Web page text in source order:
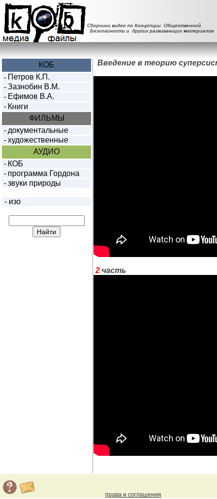
Сборники видео по Концепции Общественной
Безопасности и других развивающих материалов
КОБ
- Петров К.П.
- Зазнобин В.М.
- Ефимов В.А.
- Книги
ФИЛЬМЫ
- документальные
- художественные
АУДИО
- КОБ
- программа Гордона
- звуки природы
- изо
Введение в теорию
2 часть
права и соглашения